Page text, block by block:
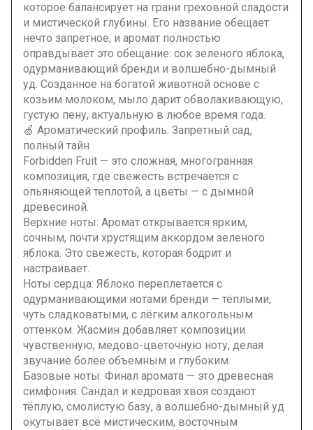
которое балансирует на грани греховной сладости
и мистической глубины. Его название обещает
нечто запретное, и аромат полностью
оправдывает это обещание: сок зеленого яблока,
одурманивающий бренди и волшебно-дымный
уд. Созданное на богатой животной основе с
козьим молоком, мыло дарит обволакивающую,
густую пену, актуальную в любое время года.
🍏 Ароматический профиль: Запретный сад,
полный тайн
Forbidden Fruit — это сложная, многогранная
композиция, где свежесть встречается с
опьяняющей теплотой, а цветы — с дымной
древесиной.
Верхние ноты: Аромат открывается ярким,
сочным, почти хрустящим аккордом зеленого
яблока. Это свежесть, которая бодрит и
настраивает.
Ноты сердца: Яблоко переплетается с
одурманивающими нотами бренди — тёплыми,
чуть сладковатыми, с лёгким алкогольным
оттенком. Жасмин добавляет композиции
чувственную, медово-цветочную ноту, делая
звучание более объемным и глубоким.
Базовые ноты: Финал аромата — это древесная
симфония. Сандал и кедровая хвоя создают
тёплую, смолистую базу, а волшебно-дымный уд
окутывает всё мистическим, восточным